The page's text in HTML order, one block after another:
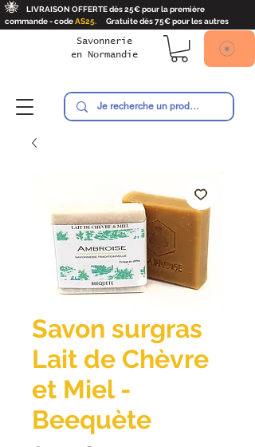
🐝
LIVRAISON OFFERTE dès 25€ pour la première
commande - codeAS25. Gratuite dès 75€ pour les autres
Savonnerie
en Normandie
Savon surgras
Lait de Chèvre
et Miel -
Beequète